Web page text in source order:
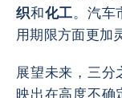
织和化工。汽车
用期限方面更加
展望未来，三分
映出在高度不确